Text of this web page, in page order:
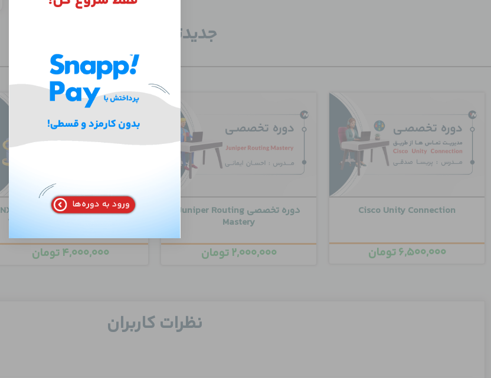
جدید‌ترین دوره‌ها
Cisco Unity Connection
۶,۵۰۰,۰۰۰تومان
دوره تخصصی Juniper Routing
Mastery
۲,۰۰۰,۰۰۰تومان
دوره مقدماتی مدیریت سیسکو NX-
۴,۰۰۰,۰۰۰تومان
نظرات کاربران